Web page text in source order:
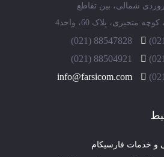
شمالی، بین تقاطع
متحیری، پلاک 60، واحد4
88547828 (021)
88504921 (021)
info@farsicom.com
و خدمات فارسیکام